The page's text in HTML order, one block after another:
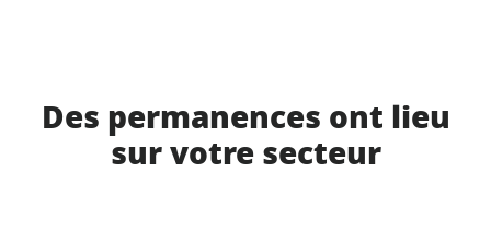
Des permanences ont lieu
sur votre secteur